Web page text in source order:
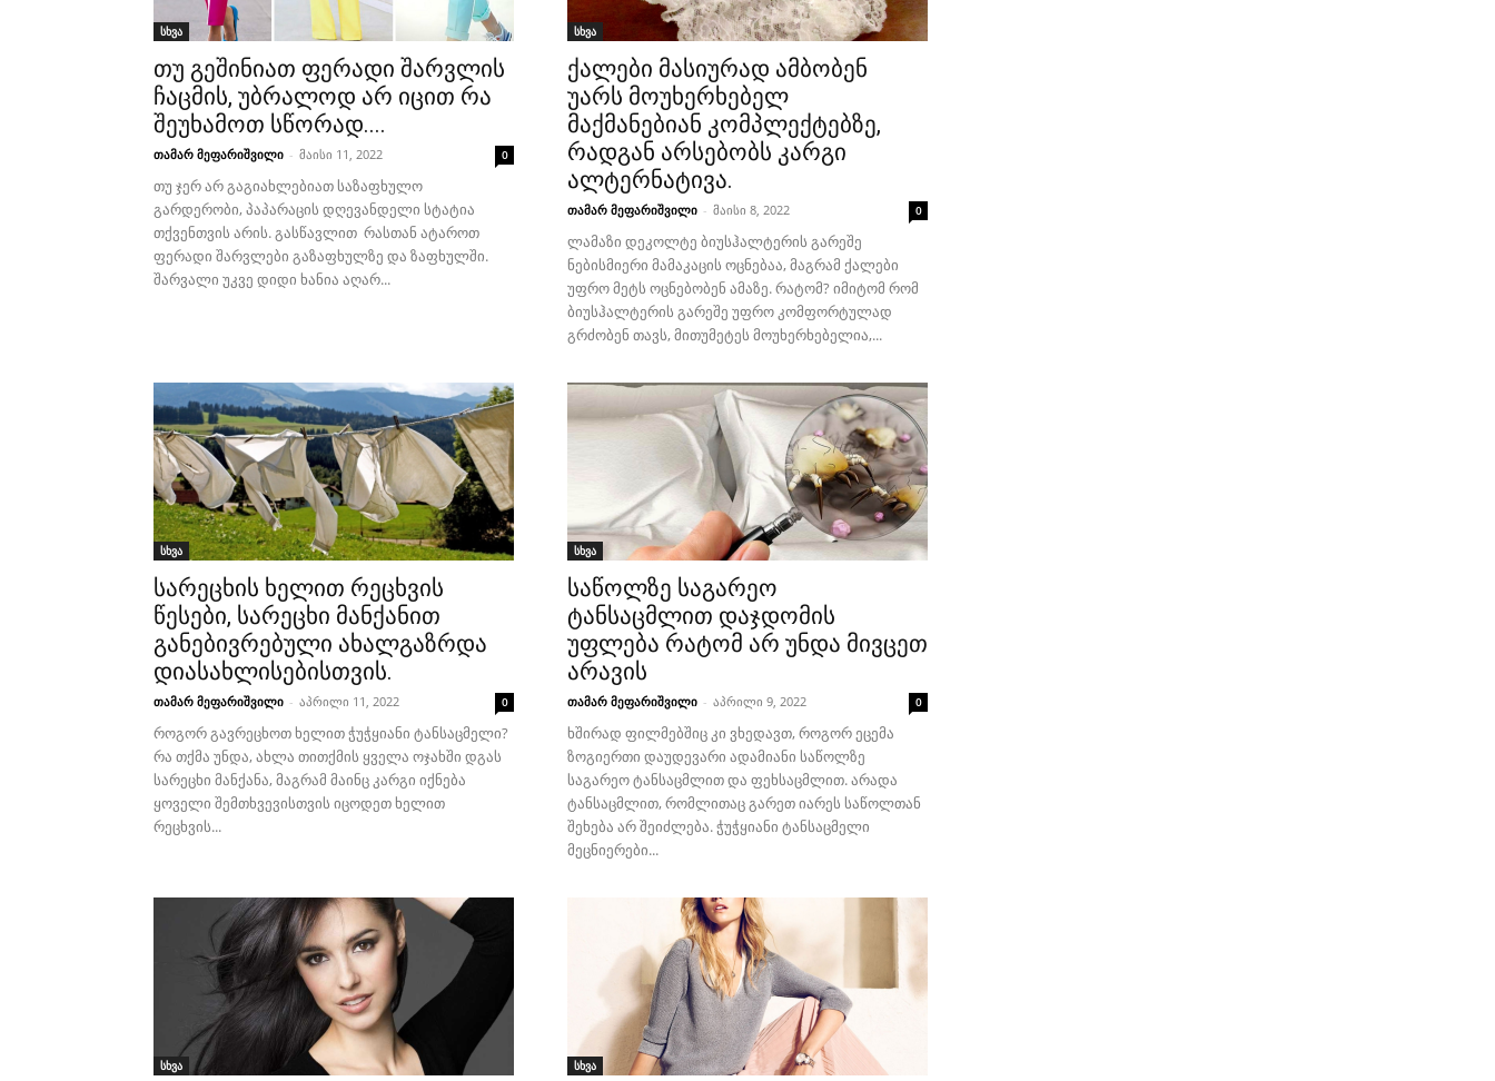
სხვა
თუ გეშინიათ ფერადი შარვლის
ჩაცმის, უბრალოდ არ იცით რა
შეუხამოთ სწორად....
თამარ მეფარიშვილი - მაისი 11, 2022 0
თუ ჯერ არ გაგიახლებიათ საზაფხულო
გარდერობი, პაპარაცის დღევანდელი სტატია
თქვენთვის არის. გასწავლით რასთან ატაროთ
ფერადი შარვლები გაზაფხულზე და ზაფხულში.
შარვალი უკვე დიდი ხანია აღარ...
სხვა
ქალები მასიურად ამბობენ
უარს მოუხერხებელ
მაქმანებიან კომპლექტებზე,
რადგან არსებობს კარგი
ალტერნატივა.
თამარ მეფარიშვილი - მაისი 8, 2022 0
ლამაზი დეკოლტე ბიუსჰალტერის გარეშე
ნებისმიერი მამაკაცის ოცნებაა, მაგრამ ქალები
უფრო მეტს ოცნებობენ ამაზე. რატომ? იმიტომ რომ
ბიუსჰალტერის გარეშე უფრო კომფორტულად
გრძობენ თავს, მითუმეტეს მოუხერხებელია,...
სხვა
სარეცხის ხელით რეცხვის
წესები, სარეცხი მანქანით
განებივრებული ახალგაზრდა
დიასახლისებისთვის.
თამარ მეფარიშვილი - აპრილი 11, 2022 0
როგორ გავრეცხოთ ხელით ჭუჭყიანი ტანსაცმელი?
რა თქმა უნდა, ახლა თითქმის ყველა ოჯახში დგას
სარეცხი მანქანა, მაგრამ მაინც კარგი იქნება
ყოველი შემთხვევისთვის იცოდეთ ხელით
რეცხვის...
სხვა
საწოლზე საგარეო
ტანსაცმლით დაჯდომის
უფლება რატომ არ უნდა მივცეთ
არავის
თამარ მეფარიშვილი - აპრილი 9, 2022 0
ხშირად ფილმებშიც კი ვხედავთ, როგორ ეცემა
ზოგიერთი დაუდევარი ადამიანი საწოლზე
საგარეო ტანსაცმლით და ფეხსაცმლით. არადა
ტანსაცმლით, რომლითაც გარეთ იარეს საწოლთან
შეხება არ შეიძლება. ჭუჭყიანი ტანსაცმელი
მეცნიერები...
სხვა სხვა